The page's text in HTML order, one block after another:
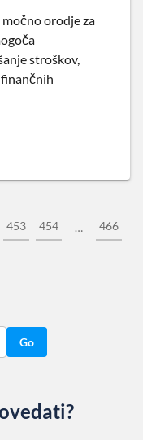
orodje za
stroškov,
453 454 … 466
Go